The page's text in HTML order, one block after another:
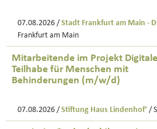
07.08.2026 / Stadt Frankfurt am Main -
Frankfurt am Main
Mitarbeitende im Projekt Digitale
Teilhabe für Menschen mit
Behinderungen (m/w/d)
07.08.2026 / Stiftung Haus Lindenhof‘ /